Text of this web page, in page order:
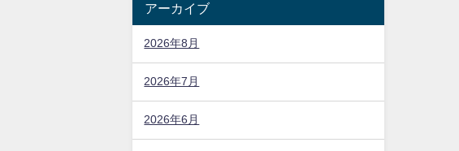
アーカイブ
2026年8月
2026年7月
2026年6月